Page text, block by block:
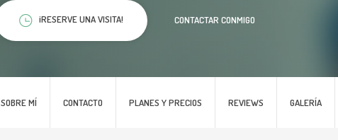
SOBRE MÍ CONTACTO PLANES Y PRECIOS REVIEWS GALERÍA
¡RESERVE UNA VISITA! CONTACTAR CONMIGO